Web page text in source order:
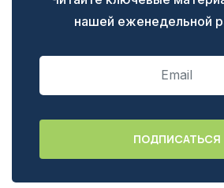
нашей еженедельной